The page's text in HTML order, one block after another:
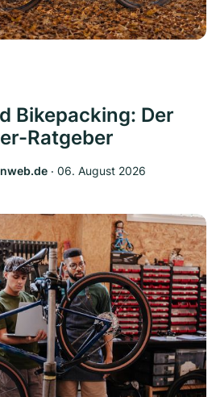
Bikepacking: Der
Ratgeber
‧ 06. August 2026